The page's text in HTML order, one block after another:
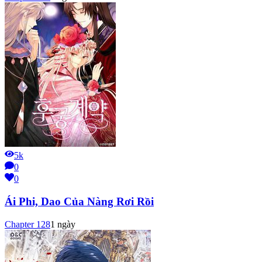
5k
0
0
Ái Phi, Dao Của Nàng Rơi Rồi
Chapter 1281 ngày